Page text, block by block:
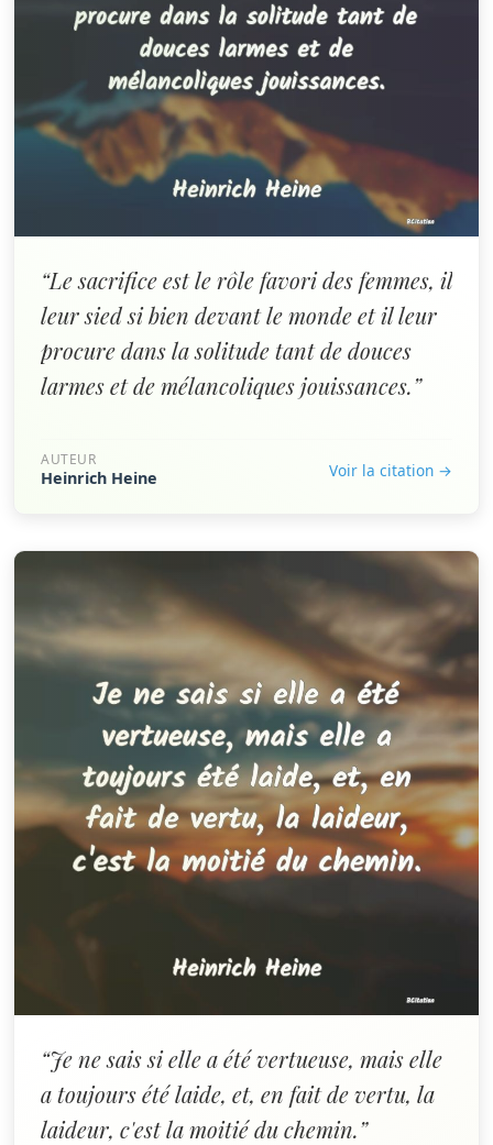
“Le sacrifice est le rôle favori des femmes, il
leur sied si bien devant le monde et il leur
procure dans la solitude tant de douces
larmes et de mélancoliques jouissances.”
AUTEUR
Heinrich Heine Voir la citation →
“Je ne sais si elle a été vertueuse, mais elle
a toujours été laide, et, en fait de vertu, la
laideur, c'est la moitié du chemin.”